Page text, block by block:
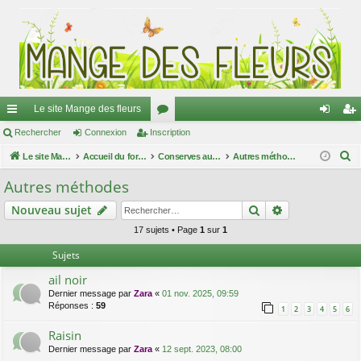
ac
co
ur
ci
Le site Mange des fleurs
or
u
s
ne cri
Rechercher Connexion Inscription
Le site Mange des fleurs Accueil du forum Conserves au naturel Autres méthodes
r
Autres méthodes
Nouveau sujet Rechercher
17 sujets • Page 1 sur 1
Sujets
ail noir
Dernier message par Zara « 01 nov. 2025, 09:59
Réponses : 59 1 2 3 4 5 6
Raisin
Dernier message par Zara « 12 sept. 2023, 08:00